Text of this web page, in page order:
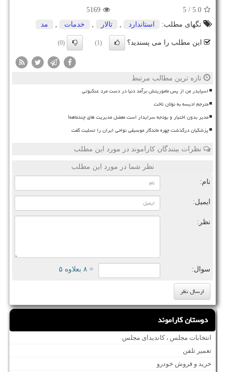
5.0
/ 5
5169
تگهای مطلب:
استاندارد تالار خدمات مد
این مطلب را می پسندید؟ (1)
(0)
تازه ترین مطالب مرتبط
اسپایدر من از پس ماموریتش برآمد دنیا در دست مرد عنکبوتی
مترجم ادیسه به نولان تاخت
مدیر بدون اختیار و بودجه سرایدار است معضل مدیریت های چندماهه!
پزشکیان درگذشت چهره ماندگار موسیقی نواحی ایران را تسلیت گفت
نظرات بینندگان کاراموند در مورد این مطلب
نظر شما در مورد این مطلب
نام:
ایمیل:
نظر:
سوال: = ۸ بعلاوه ۵
دوستان کاراموند
انتخابات مجلس ، کاندیدای مجلس
تعمیر تلفن
خرید و فروش خودرو